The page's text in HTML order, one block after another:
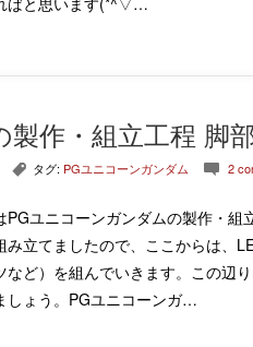
製作・組立工程 脚
, タグ: PGユニコーンガンダム c 2
PGユニコーンガンダムの製作・
み立てましたので、ここからは、
など）を組んでいきます。この辺
しょう。PGユニコーンガ…